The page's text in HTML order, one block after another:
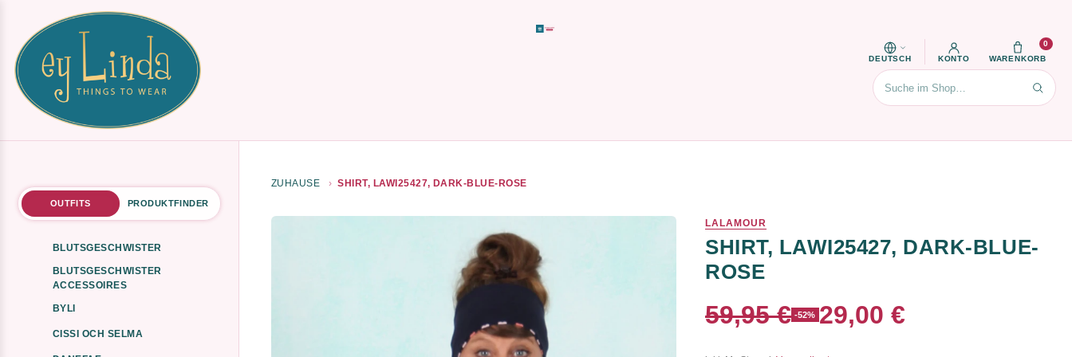
DEUTSCH KONTO WARENKORB
0
Suchen
OUTFITS PRODUKTFINDER
BLUTSGESCHWISTER
BLUTSGESCHWISTER
ACCESSOIRES
BYLI
CISSI OCH SELMA
ZUHAUSE SHIRT, LAWI25427, DARK-BLUE-ROSE
LALAMOUR
SHIRT, LAWI25427, DARK-BLUE-
ROSE
59,95 € -52% 29,00 €